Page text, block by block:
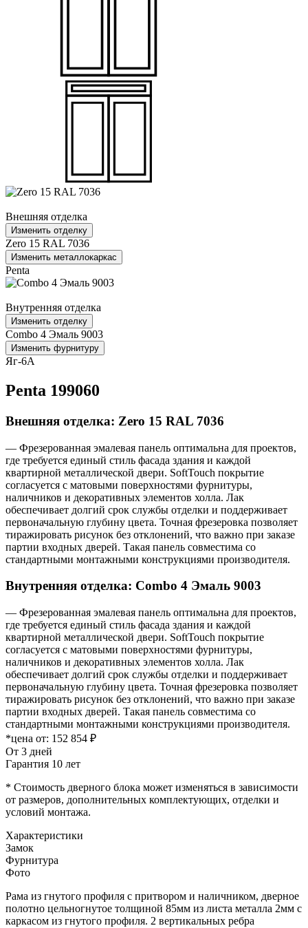
Внешняя отделка
Изменить отделку
Zero 15 RAL 7036
Изменить металлокаркас
Penta
Внутренняя отделка
Изменить отделку
Combo 4 Эмаль 9003
Изменить фурнитуру
Яг-6А
Penta 199060
Внешняя отделка: Zero 15 RAL 7036
— Фрезерованная эмалевая панель оптимальна для проектов,
где требуется единый стиль фасада здания и каждой
квартирной металлической двери. SoftTouch покрытие
согласуется с матовыми поверхностями фурнитуры,
наличников и декоративных элементов холла. Лак
обеспечивает долгий срок службы отделки и поддерживает
первоначальную глубину цвета. Точная фрезеровка позволяет
тиражировать рисунок без отклонений, что важно при заказе
партии входных дверей. Такая панель совместима со
стандартными монтажными конструкциями производителя.
Внутренняя отделка: Combo 4 Эмаль 9003
— Фрезерованная эмалевая панель оптимальна для проектов,
где требуется единый стиль фасада здания и каждой
квартирной металлической двери. SoftTouch покрытие
согласуется с матовыми поверхностями фурнитуры,
наличников и декоративных элементов холла. Лак
обеспечивает долгий срок службы отделки и поддерживает
первоначальную глубину цвета. Точная фрезеровка позволяет
тиражировать рисунок без отклонений, что важно при заказе
партии входных дверей. Такая панель совместима со
стандартными монтажными конструкциями производителя.
*цена от: 152 854 ₽
От 3 дней
Гарантия 10 лет
* Стоимость дверного блока может изменяться в зависимости
от размеров, дополнительных комплектующих, отделки и
условий монтажа.
Характеристики
Замок
Фурнитура
Фото
Рама из гнутого профиля с притвором и наличником, дверное
полотно цельногнутое толщиной 85мм из листа металла 2мм c
каркасом из гнутого профиля. 2 вертикальных ребра